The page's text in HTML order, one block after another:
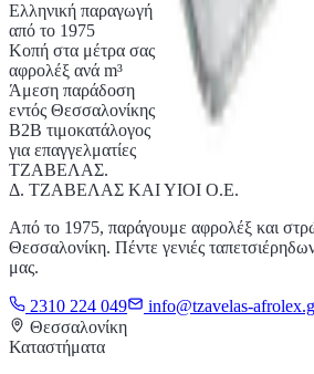
Ελληνική παραγωγή
από το 1975
Κοπή στα μέτρα σας
αφρολέξ ανά m³
Άμεση παράδοση
εντός Θεσσαλονίκης
Β2Β τιμοκατάλογος
για επαγγελματίες
ΤΖΑΒΕΛΑΣ.
Δ. ΤΖΑΒΕΛΑΣ ΚΑΙ ΥΙΟΙ Ο.Ε.
Από το 1975, παράγουμε αφρολέξ και
Θεσσαλονίκη. Πέντε γενιές
μας.
2310 224 049
info@tzavelas-
Θεσσαλονίκη
Καταστήματα